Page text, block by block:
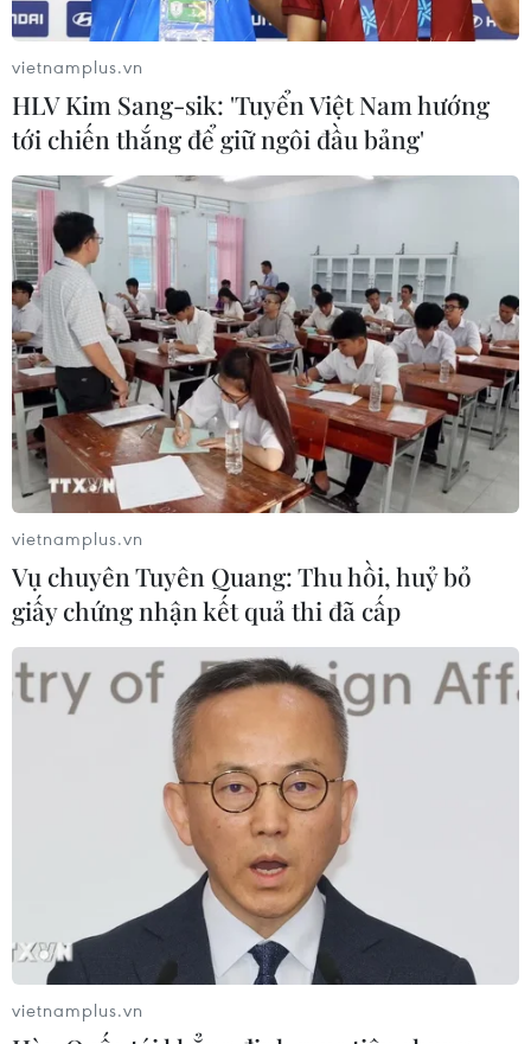
vietnamplus.vn
HLV Kim Sang-sik: 'Tuyển Việt Nam hướng
tới chiến thắng để giữ ngôi đầu bảng'
vietnamplus.vn
Vụ chuyên Tuyên Quang: Thu hồi, huỷ bỏ
giấy chứng nhận kết quả thi đã cấp
vietnamplus.vn